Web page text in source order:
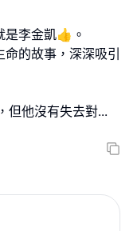
是李金凱👍。
的故事，深深吸引
但他沒有失去對...